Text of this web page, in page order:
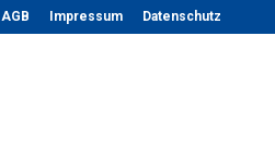
AGB Impressum Datenschutz